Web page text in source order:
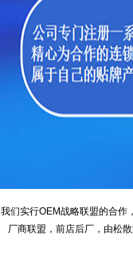
我们实行OEM战略联盟的合作
厂商联盟，前店后厂，由松